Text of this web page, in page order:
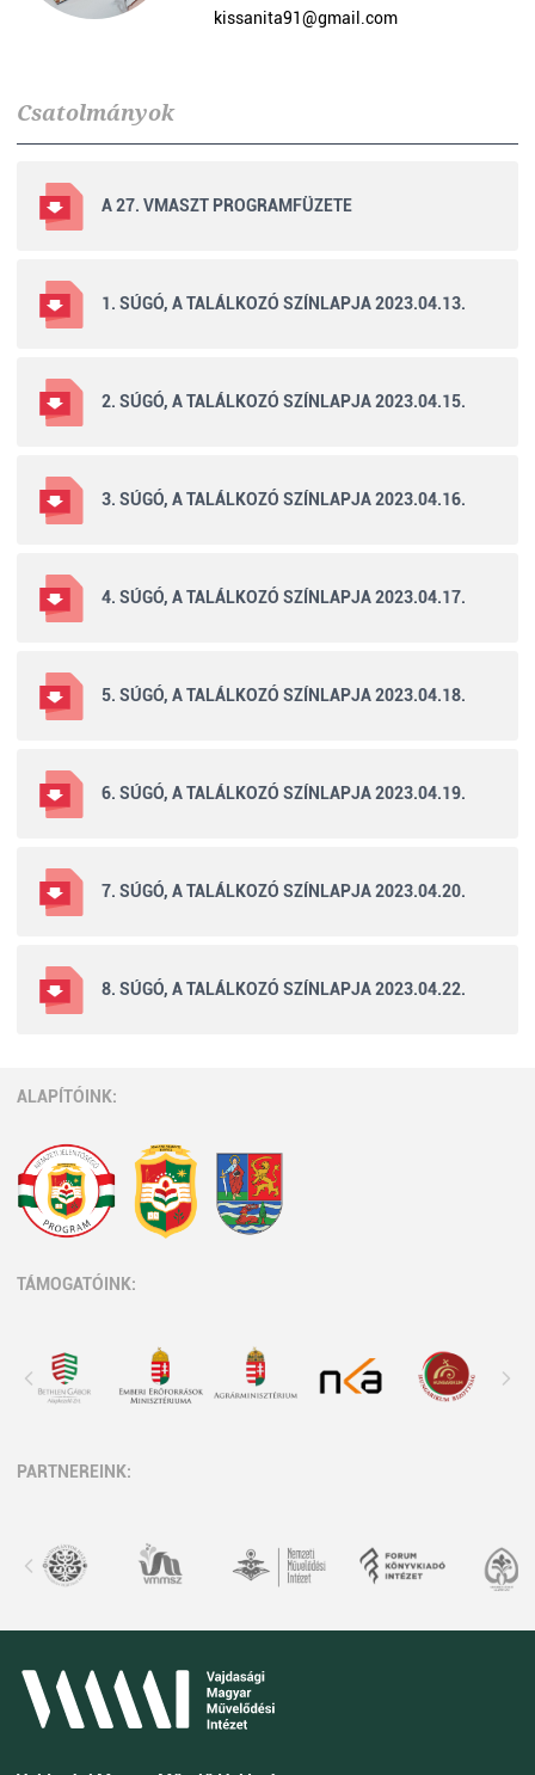
kissanita91@gmail.com
Csatolmányok
A 27. VMASZT PROGRAMFÜZETE
1. SÚGÓ, A TALÁLKOZÓ SZÍNLAPJA 2023.04.13.
2. SÚGÓ, A TALÁLKOZÓ SZÍNLAPJA 2023.04.15.
3. SÚGÓ, A TALÁLKOZÓ SZÍNLAPJA 2023.04.16.
4. SÚGÓ, A TALÁLKOZÓ SZÍNLAPJA 2023.04.17.
5. SÚGÓ, A TALÁLKOZÓ SZÍNLAPJA 2023.04.18.
6. SÚGÓ, A TALÁLKOZÓ SZÍNLAPJA 2023.04.19.
7. SÚGÓ, A TALÁLKOZÓ SZÍNLAPJA 2023.04.20.
8. SÚGÓ, A TALÁLKOZÓ SZÍNLAPJA 2023.04.22.
ALAPÍTÓINK:
TÁMOGATÓINK:
PARTNEREINK: